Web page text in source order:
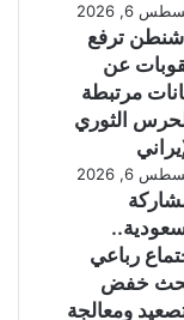
6, 2026
ترفع
عن
مرتبطة
الثوري
6, 2026
رباعي
خفض
ومعالجة